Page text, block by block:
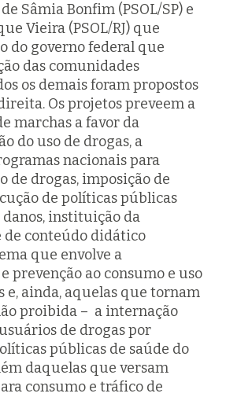
Sâmia Bonfim (PSOL/SP) e
Vieira (PSOL/RJ) que
do governo federal que
das comunidades
os demais foram propostos
Os projetos preveem a
marchas a favor da
do uso de drogas, a
nacionais para
de drogas, imposição de
de políticas públicas
instituição da
conteúdo didático
que envolve a
prevenção ao consumo e uso
e, ainda, aquelas que tornam
proibida – a internação
de drogas por
públicas de saúde do
daquelas que versam
consumo e tráfico de